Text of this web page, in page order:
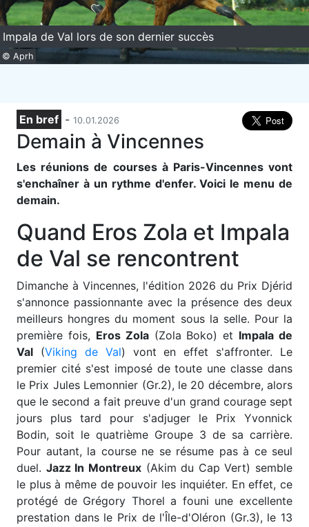
© Aprh
Impala de Val lors de son dernier succès
En bref - 10.01.2026
Demain à Vincennes
Les réunions de courses à Paris-Vincennes vont
s'enchaîner à un rythme d'enfer. Voici le menu de
demain.
Quand Eros Zola et Impala
de Val se rencontrent
Dimanche à Vincennes, l'édition 2026 du Prix Djérid
s'annonce passionnante avec la présence des deux
meilleurs hongres du moment sous la selle. Pour la
première fois, Eros Zola(Zola Boko) et Impala de
Val (Viking de Val) vont en effet s'affronter. Le
premier cité s'est imposé de toute une classe dans
le Prix Jules Lemonnier (Gr.2), le 20 décembre, alors
que le second a fait preuve d'un grand courage sept
jours plus tard pour s'adjuger le Prix Yvonnick
Bodin, soit le quatrième Groupe 3 de sa carrière.
Pour autant, la course ne se résume pas à ce seul
duel. Jazz In Montreux(Akim du Cap Vert) semble
le plus à même de pouvoir les inquiéter. En effet, ce
protégé de Grégory Thorel a founi une excellente
prestation dans le Prix de l'Île-d'Oléron (Gr.3), le 13